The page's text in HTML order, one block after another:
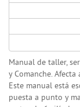
Manual de taller,
y Comanche.
Este manual está
puesta a punto y